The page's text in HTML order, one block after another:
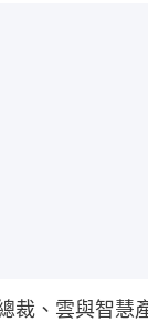
裁、雲與智慧